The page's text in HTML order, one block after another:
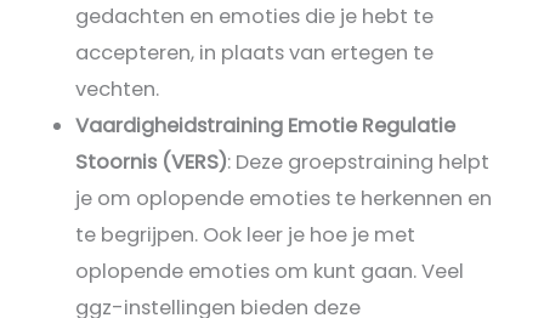
gedachten en emoties die je hebt te
accepteren, in plaats van ertegen te
vechten.
Vaardigheidstraining Emotie Regulatie
Stoornis (VERS): Deze groepstraining helpt
je om oplopende emoties te herkennen en
te begrijpen. Ook leer je hoe je met
oplopende emoties om kunt gaan. Veel
ggz-instellingen bieden deze